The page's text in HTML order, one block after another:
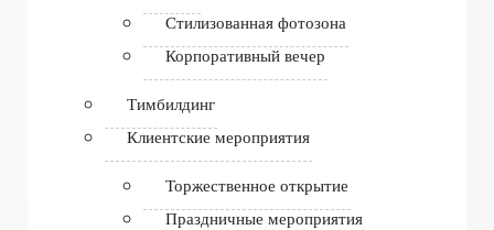
Стилизованная фотозона
Корпоративный вечер
Тимбилдинг
Клиентские мероприятия
Торжественное открытие
Праздничные мероприятия